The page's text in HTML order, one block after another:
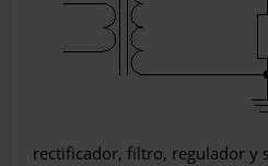
rectificador, filtro, regulador y